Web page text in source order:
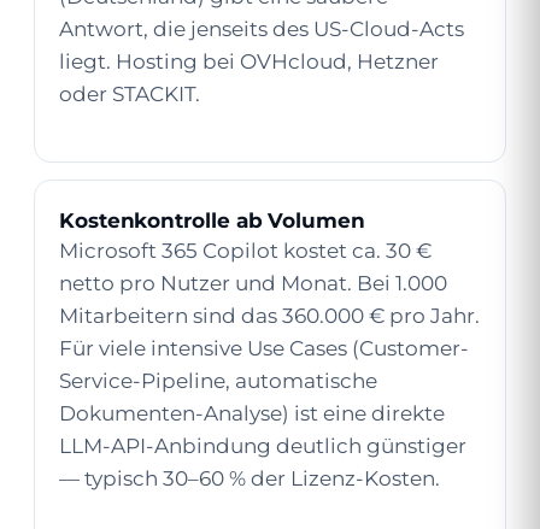
Antwort, die jenseits des US-Cloud-Acts
liegt. Hosting bei OVHcloud, Hetzner
oder STACKIT.
Kostenkontrolle ab Volumen
Microsoft 365 Copilot kostet ca. 30 €
netto pro Nutzer und Monat. Bei 1.000
Mitarbeitern sind das 360.000 € pro Jahr.
Für viele intensive Use Cases (Customer-
Service-Pipeline, automatische
Dokumenten-Analyse) ist eine direkte
LLM-API-Anbindung deutlich günstiger
— typisch 30–60 % der Lizenz-Kosten.